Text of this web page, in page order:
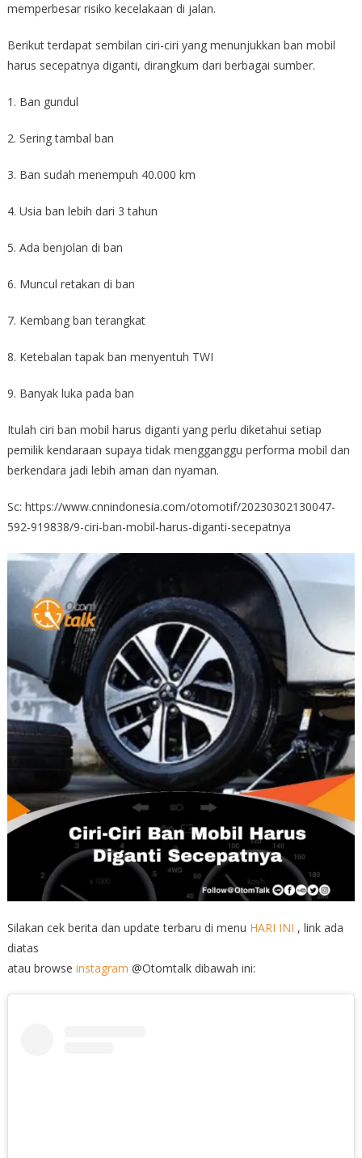
memperbesar risiko kecelakaan di jalan.
Berikut terdapat sembilan ciri-ciri yang menunjukkan ban mobil
harus secepatnya diganti, dirangkum dari berbagai sumber.
1. Ban gundul
2. Sering tambal ban
3. Ban sudah menempuh 40.000 km
4. Usia ban lebih dari 3 tahun
5. Ada benjolan di ban
6. Muncul retakan di ban
7. Kembang ban terangkat
8. Ketebalan tapak ban menyentuh TWI
9. Banyak luka pada ban
Itulah ciri ban mobil harus diganti yang perlu diketahui setiap
pemilik kendaraan supaya tidak mengganggu performa mobil dan
berkendara jadi lebih aman dan nyaman.
Sc: https://www.cnnindonesia.com/otomotif/20230302130047-
592-919838/9-ciri-ban-mobil-harus-diganti-secepatnya
Silakan cek berita dan update terbaru di menu HARI INI , link ada
diatas
atau browse instagram @Otomtalk dibawah ini: